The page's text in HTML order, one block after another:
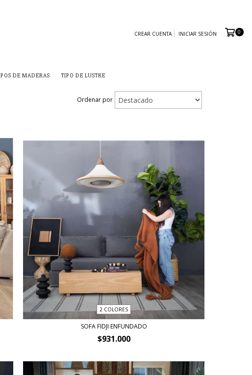
CREAR CUENTA INICIAR SESIÓN 0
DE MADERAS TIPO DE LUSTRE
Ordenar por
2 COLORES
SOFA FIDJI ENFUNDADO
$931.000